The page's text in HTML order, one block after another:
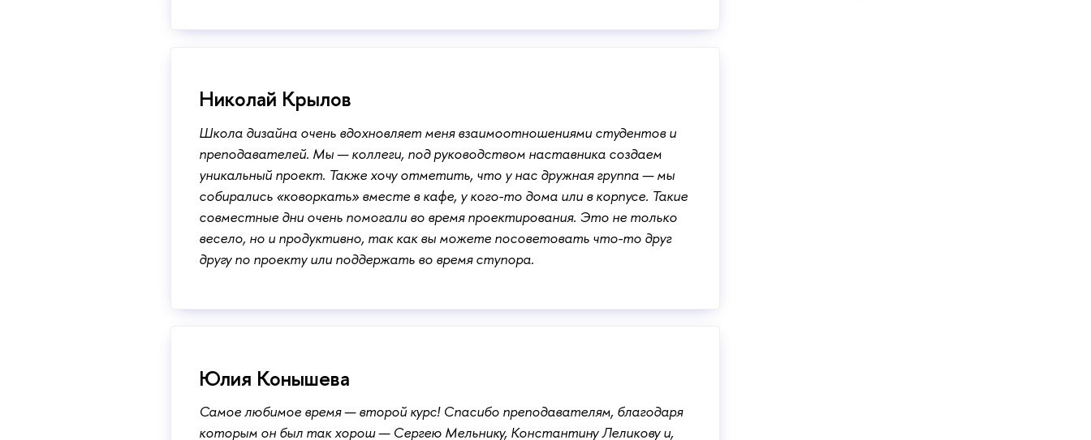
Николай Крылов
Школа дизайна очень вдохновляет меня взаимоотношениями студентов и
преподавателей. Мы — коллеги, под руководством наставника создаем
уникальный проект. Также хочу отметить, что у нас дружная группа — мы
собирались «коворкать» вместе в кафе, у кого-то дома или в корпусе. Такие
совместные дни очень помогали во время проектирования. Это не только
весело, но и продуктивно, так как вы можете посоветовать что-то друг
другу по проекту или поддержать во время ступора.
Юлия Конышева
Самое любимое время — второй курс! Спасибо преподавателям, благодаря
которым он был так хорош — Сергею Мельнику, Константину Леликову и,